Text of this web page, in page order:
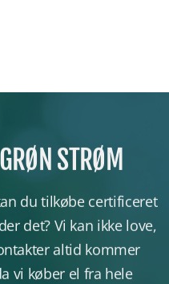
STRØM
du tilkøbe certificeret
det? Vi kan ikke love,
altid kommer
vi køber el fra hele